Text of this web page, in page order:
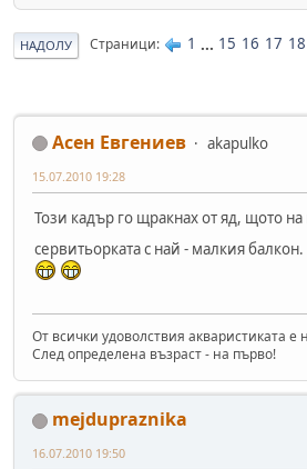
НАДОЛУ Страници 1 ... 15 16 17 18
Асен Евгениев
akapulko
15.07.2010 19:28
Този кадър го щракнах от яд, щото на
сервитьорката с най - малкия балкон.
От всички удоволствия акваристиката е
След определена възраст - на първо!
mejdupraznika
16.07.2010 19:50